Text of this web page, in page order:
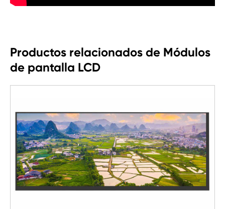
Productos relacionados de Módulos
de pantalla LCD